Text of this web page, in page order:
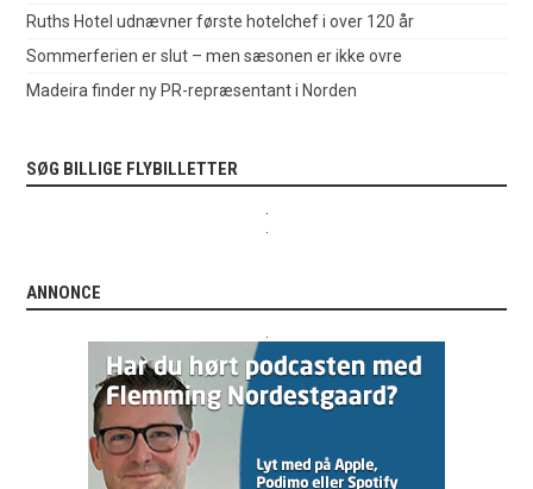
Ruths Hotel udnævner første hotelchef i over 120 år
Sommerferien er slut – men sæsonen er ikke ovre
Madeira finder ny PR-repræsentant i Norden
SØG BILLIGE FLYBILLETTER
ANNONCE